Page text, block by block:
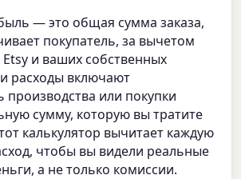
— это общая сумма заказа,
покупатель, за вычетом
Etsy и ваших собственных
расходы включают
производства или покупки
сумму, которую вы тратите
калькулятор вычитает каждую
чтобы вы видели реальные
а не только комиссии.